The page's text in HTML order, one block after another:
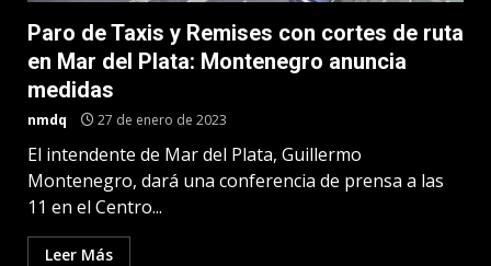
Paro de Taxis y Remises con cortes de ruta
en Mar del Plata: Montenegro anuncia
medidas
nmdq 27 de enero de 2023
El intendente de Mar del Plata, Guillermo
Montenegro, dará una conferencia de prensa a las
11 en el Centro...
Leer Más